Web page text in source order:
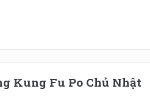
Kung Fu Po Chủ Nhật